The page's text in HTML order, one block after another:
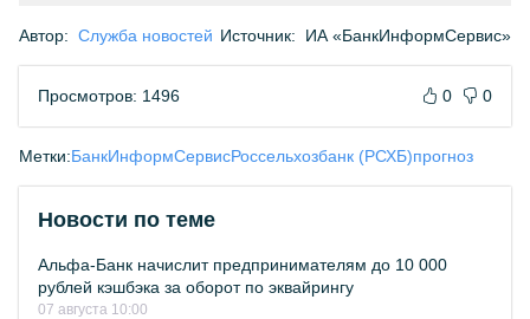
Автор: Служба новостей Источник: ИА «БанкИнформСервис»
Просмотров: 1496 0 0
Метки:БанкИнформСервисРоссельхозбанк (РСХБ)прогноз
Новости по теме
Альфа-Банк начислит предпринимателям до 10 000
рублей кэшбэка за оборот по эквайрингу
07 августа 10:00